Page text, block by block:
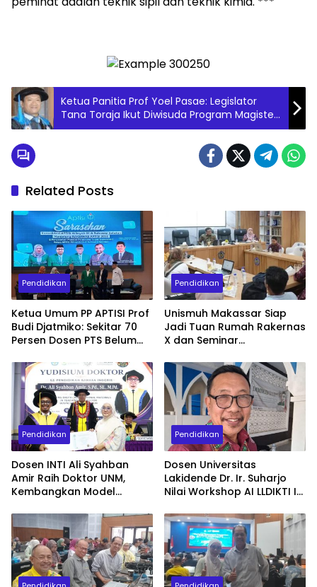
Ketua Panitia Prof Yoel Pasae: Legislator
Tana Toraja Ikut Diwisuda Program Magister
di UKI Paulus Makassar
Related Posts
Pendidikan
Ketua Umum PP APTISI Prof
Budi Djatmiko: Sekitar 70
Persen Dosen PTS Belum
Percepatan Serdos
Pendidikan
Unismuh Makassar Siap
Jadi Tuan Rumah Rakernas
X dan Seminar
Hadirkan 400 Peserta dari
Dalam dan Luar Negeri
Pendidikan
Dosen INTI Ali Syahban
Amir Raih Doktor UNM,
Kembangkan Model
Komunikasi Bisnis
Pendidikan
Dosen Universitas
Lakidende Dr. Ir. Suharjo
Nilai Workshop AI LLDIKTI IX
untuk Publikasi
Internasional